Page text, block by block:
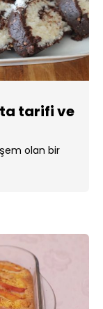
tarifi ve
olan bir